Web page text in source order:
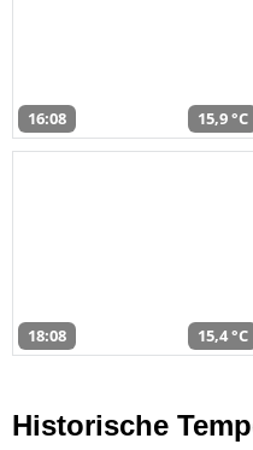
16:08 15,9 °C
18:08 15,4 °C
Historische